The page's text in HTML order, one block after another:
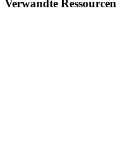
Verwandte Ressourcen